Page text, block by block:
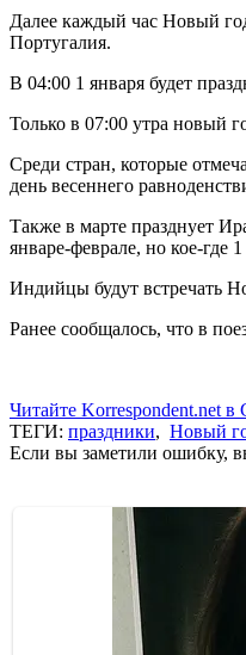
Далее каждый час Новый
Португалия.
В 04:00 1 января будет
Только в 07:00 утра
Среди стран, которые
день весеннего
Также в марте празднует
январе-феврале, но кое-где
Индийцы будут встречать
Ранее сообщалось, что в
Читайте Korrespondent.net в
ТЕГИ: праздники, Новый
Если вы заметили ошибку,